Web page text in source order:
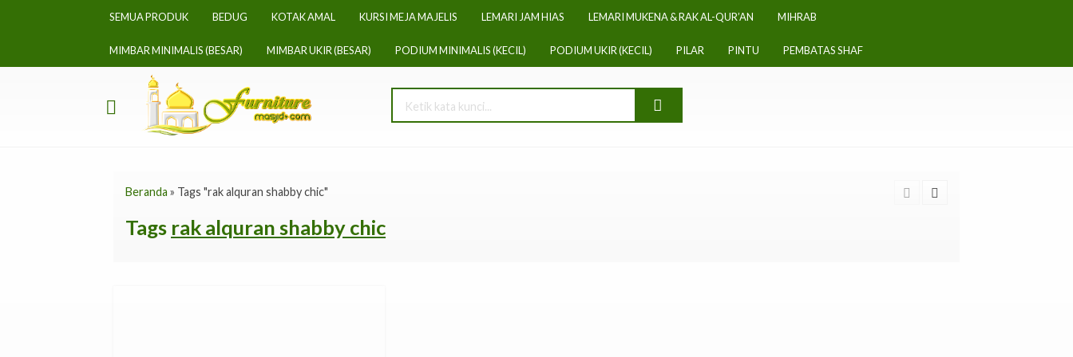
SEMUA PRODUK BEDUG KOTAK AMAL KURSI MEJA MAJELIS LEMARI JAM HIAS LEMARI MUKENA & RAK AL-QUR’AN MIHRAB
MIMBAR MINIMALIS (BESAR) MIMBAR UKIR (BESAR) PODIUM MINIMALIS (KECIL) PODIUM UKIR (KECIL) PILAR PINTU PEMBATAS SHAF
Beranda » Tags "rak alquran shabby chic"
Tags rak alquran shabby chic